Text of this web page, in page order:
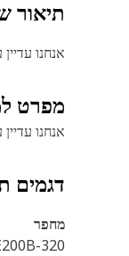
תיאור
אנחנו
מפרט
אנחנו
דגמים
מחפר
320-A 320D L 325-A 320 L 325-A L 320-A L EL240B EL240C EL200B E120 E120B 320C E110B E240 E240C E110 E240B EL240 E140 E200B